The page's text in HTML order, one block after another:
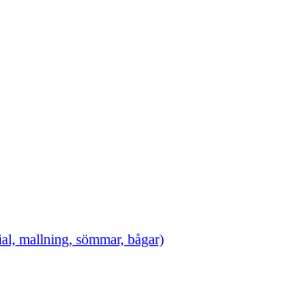
mallning, sömmar, bågar)